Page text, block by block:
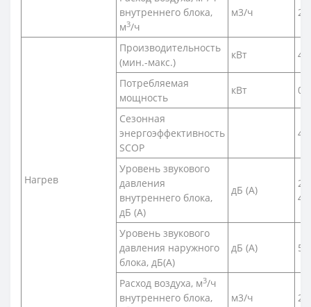
внутреннего блока,
м3/ч
м3/ч
Нагрев
Производительность
(мин.-макс.)
кВт
Потребляемая
мощность
кВт
Сезонная
энергоэффективность
SCOP
Уровень звукового
давления
внутреннего блока,
дБ (А)
дБ (А)
46
Уровень звукового
давления наружного
блока, дБ(A)
дБ (А) 50
Расход воздуха, м3/ч
внутреннего блока,
м3/ч